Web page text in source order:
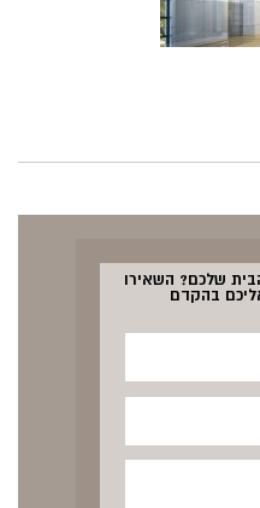
הבית שלכם? השאירו
בהקדם